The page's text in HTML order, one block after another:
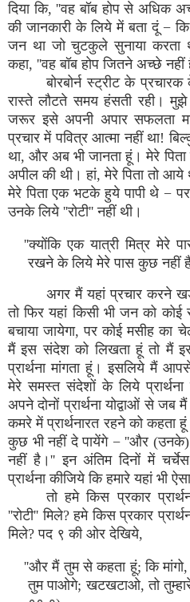
दिया कि, ''वह बॉब होप से अधिक
की जानकारी के लिये में बता दूं −
जन था जो चुटकुले सुनाया करता
कहा, ''वह बॉब होप जितने अच्छे
बोरबोर्न स्ट्रीट के
रास्ते लौटते समय हंसती रही।
जरूर इसे अपनी अपार सफलता
प्रचार में पवित्र आत्मा नहीं था!
था, और अब भी जानता हूं। मेरे
अपील की थी। हां, मेरे पिता तो
मेरे पिता एक भटके हुये पापी थे −
उनके लिये ''रोटी'' नहीं थी।
''क्योंकि एक यात्री मित्र
रखने के लिये मेरे पास कुछ नहीं
अगर मैं यहां प्रचार करने
तो फिर यहां किसी भी जन को कोई
बचाया जायेगा, पर कोई मसीह का
मैं इस संदेश को लिखता हूं तो मैं
प्रार्थना मांगता हूं। इसलिये मैं
मेरे समस्त संदेशों के लिये
अपने दोनों प्रार्थना योद्वाओं से जब
कमरे में प्रार्थनारत रहने को
कुछ भी नहीं दे पायेंगे − ''और
नहीं है।'' इन अंतिम दिनों में
प्रार्थना कीजिये कि हमारे यहां भी
तो हमे किस प्रकार
''रोटी'' मिले? हमे किस प्रकार
मिले? पद ९ की ओर देखिये,
''और मैं तुम से कहता हूं; कि मांगो,
तुम पाओगे; खटखटाओ, तो